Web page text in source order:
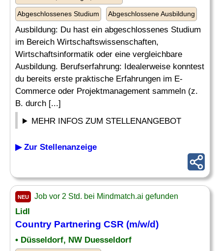
Abgeschlossenes Studium Abgeschlossene Ausbildung
Ausbildung: Du hast ein abgeschlossenes Studium
im Bereich Wirtschaftswissenschaften,
Wirtschaftsinformatik oder eine vergleichbare
Ausbildung. Berufserfahrung: Idealerweise konntest
du bereits erste praktische Erfahrungen im E-
Commerce oder Projektmanagement sammeln (z.
B. durch [...]
MEHR INFOS ZUM STELLENANGEBOT
▶ Zur Stellenanzeige
NEU Job vor 2 Std. bei Mindmatch.ai gefunden
Lidl
Country Partnering CSR (m/w/d)
• Düsseldorf, NW Duesseldorf